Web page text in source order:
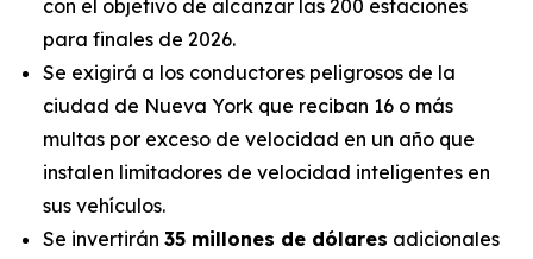
con el objetivo de alcanzar las 200 estaciones
para finales de 2026.
Se exigirá a los conductores peligrosos de la
ciudad de Nueva York que reciban 16 o más
multas por exceso de velocidad en un año que
instalen limitadores de velocidad inteligentes en
sus vehículos.
Se invertirán 35 millones de dólares adicionales